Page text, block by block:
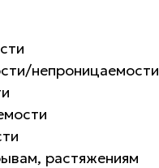
непроницаемости
растяжениям